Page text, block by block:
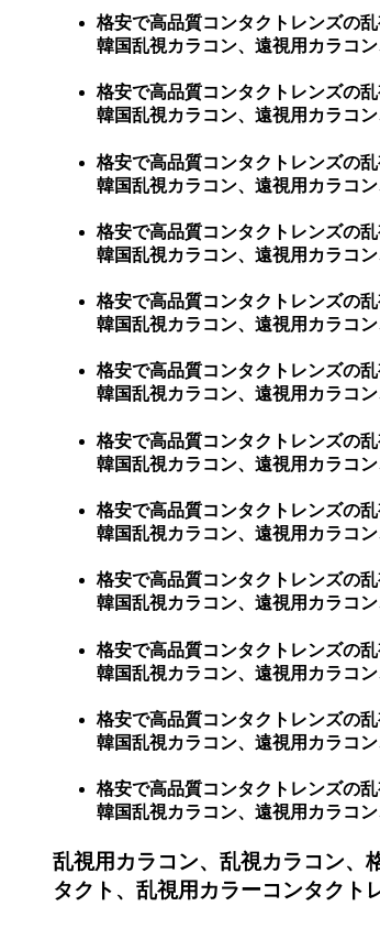
格安で高品質コンタクトレンズの
韓国乱視カラコン、遠視用カラコ
格安で高品質コンタクトレンズの
韓国乱視カラコン、遠視用カラコ
格安で高品質コンタクトレンズの
韓国乱視カラコン、遠視用カラコ
格安で高品質コンタクトレンズの
韓国乱視カラコン、遠視用カラコ
格安で高品質コンタクトレンズの
韓国乱視カラコン、遠視用カラコ
格安で高品質コンタクトレンズの
韓国乱視カラコン、遠視用カラコ
格安で高品質コンタクトレンズの
韓国乱視カラコン、遠視用カラコ
格安で高品質コンタクトレンズの
韓国乱視カラコン、遠視用カラコ
格安で高品質コンタクトレンズの
韓国乱視カラコン、遠視用カラコ
格安で高品質コンタクトレンズの
韓国乱視カラコン、遠視用カラコ
格安で高品質コンタクトレンズの
韓国乱視カラコン、遠視用カラコ
格安で高品質コンタクトレンズの
韓国乱視カラコン、遠視用カラコ
乱視用カラコン、乱視カラコン、
タクト、乱視用カラーコンタクト